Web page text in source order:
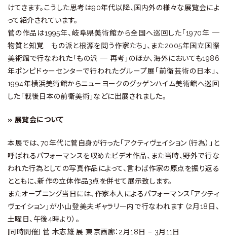
けてきます。こうした思考は90年代以降、国内外の様々な展覧会によ
って紹介されています。
菅の作品は1995年、岐阜県美術館から全国へ巡回した「1970年 ─
物質と知覚 もの派と根源を問う作家たち」、また2005年国立国際
美術館で行なわれた「もの派 ─ 再考」のほか、海外においても1986
年ポンピドゥーセンターで行われたグループ展「前衛芸術の日本」、
1994年横浜美術館からニューヨークのグッゲンハイム美術館へ巡回
した「戦後日本の前衛美術」などに出展されました。
» 展覧会について
本展では、70年代に菅自身が行った「アクティヴェイション（行為）」と
呼ばれるパフォーマンスを収めたビデオ作品、また当時、野外で行な
われた行為としての写真作品によって、言わば作家の原点を振り返る
とともに、新作の立体作品3点を併せて展示致します。
またオープニング当日には、作家本人によるパフォーマンス「アクティ
ヴェイション」が小山登美夫ギャラリー内で行なわれます（2月18日、
土曜日、午後4時より）。
[同時開催] 菅 木志雄 展 東京画廊：2月18日 – 3月11日